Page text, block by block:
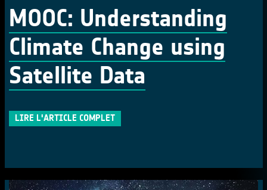
MOOC: Understanding
Climate Change using
Satellite Data
LIRE L'ARTICLE COMPLET